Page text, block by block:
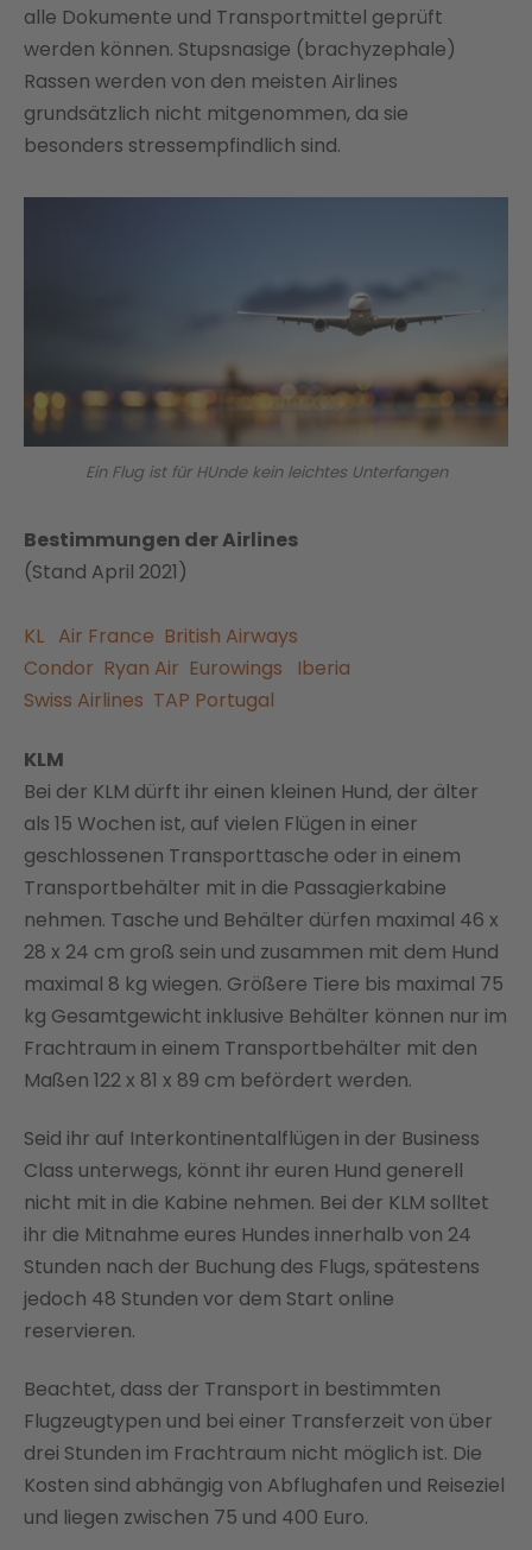
alle Dokumente und Transportmittel geprüft
werden können. Stupsnasige (brachyzephale)
Rassen werden von den meisten Airlines
grundsätzlich nicht mitgenommen, da sie
besonders stressempfindlich sind.
Ein Flug ist für HUnde kein leichtes Unterfangen
Bestimmungen der Airlines
(Stand April 2021)
KL Air France British Airways
Condor Ryan Air Eurowings
Iberia
Swiss Airlines TAP Portugal
KLM
Bei der KLM dürft ihr einen kleinen Hund, der älter
als 15 Wochen ist, auf vielen Flügen in einer
geschlossenen Transporttasche oder in einem
Transportbehälter mit in die Passagierkabine
nehmen. Tasche und Behälter dürfen maximal 46 x
28 x 24 cm groß sein und zusammen mit dem Hund
maximal 8 kg wiegen. Größere Tiere bis maximal 75
kg Gesamtgewicht inklusive Behälter können nur im
Frachtraum in einem Transportbehälter mit den
Maßen 122 x 81 x 89 cm befördert werden.
Seid ihr auf Interkontinentalflügen in der Business
Class unterwegs, könnt ihr euren Hund generell
nicht mit in die Kabine nehmen. Bei der KLM solltet
ihr die Mitnahme eures Hundes innerhalb von 24
Stunden nach der Buchung des Flugs, spätestens
jedoch 48 Stunden vor dem Start online
reservieren.
Beachtet, dass der Transport in bestimmten
Flugzeugtypen und bei einer Transferzeit von über
drei Stunden im Frachtraum nicht möglich ist. Die
Kosten sind abhängig von Abflughafen und Reiseziel
und liegen zwischen 75 und 400 Euro.